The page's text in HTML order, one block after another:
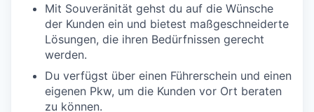
Mit Souveränität gehst du auf die Wünsche
der Kunden ein und bietest maßgeschneiderte
Lösungen, die ihren Bedürfnissen gerecht
werden.
Du verfügst über einen Führerschein und einen
eigenen Pkw, um die Kunden vor Ort beraten
zu können.